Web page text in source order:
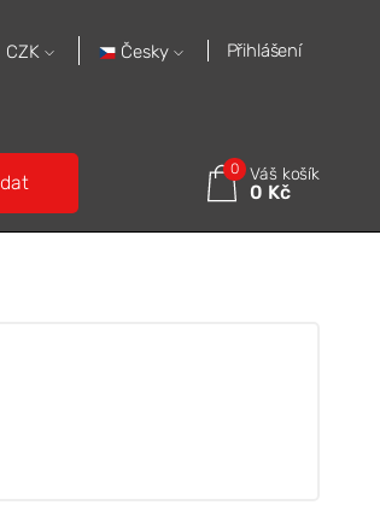
CZK Česky Přihlášení
0 Váš košík
0 Kč